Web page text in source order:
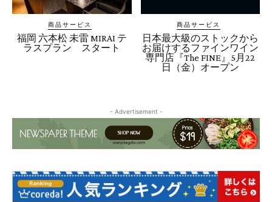
商品サービス
福岡 六本松 未雷 MIRAI テ
ラスプラン スタート
商品サービス
日本最大級のストックから
お届けするファインワイン
専門店『The FINE』5月22
日（金）オープン
- Advertisement -